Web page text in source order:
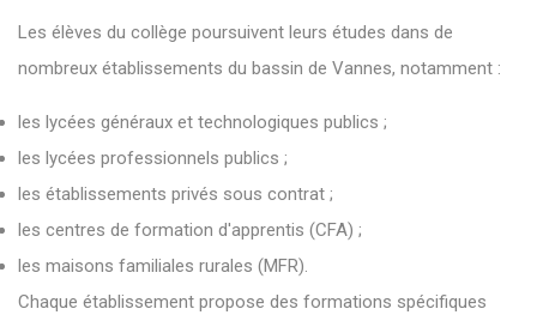
Les élèves du collège poursuivent leurs études dans de
nombreux établissements du bassin de Vannes, notamment :
les lycées généraux et technologiques publics ;
les lycées professionnels publics ;
les établissements privés sous contrat ;
les centres de formation d'apprentis (CFA) ;
les maisons familiales rurales (MFR).
Chaque établissement propose des formations spécifiques